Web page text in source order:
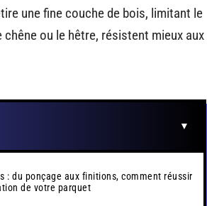
une fine couche de bois, limitant le
ou le hêtre, résistent mieux aux
: du ponçage aux finitions, comment réussir
de votre parquet